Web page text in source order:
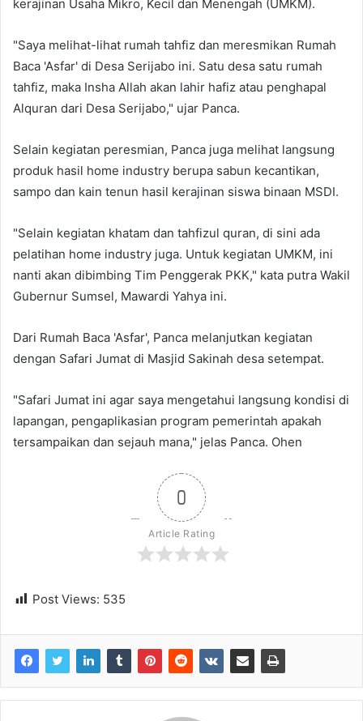
kerajinan Usaha Mikro, Kecil dan Menengah (UMKM).
"Saya melihat-lihat rumah tahfiz dan meresmikan Rumah
Baca 'Asfar' di Desa Serijabo ini. Satu desa satu rumah
tahfiz, maka Insha Allah akan lahir hafiz atau penghapal
Alquran dari Desa Serijabo," ujar Panca.
Selain kegiatan peresmian, Panca juga melihat langsung
produk hasil home industry berupa sabun kecantikan,
sampo dan kain tenun hasil kerajinan siswa binaan MSDI.
"Selain kegiatan khatam dan tahfizul quran, di sini ada
pelatihan home industry juga. Untuk kegiatan UMKM, ini
nanti akan dibimbing Tim Penggerak PKK," kata putra Wakil
Gubernur Sumsel, Mawardi Yahya ini.
Dari Rumah Baca 'Asfar', Panca melanjutkan kegiatan
dengan Safari Jumat di Masjid Sakinah desa setempat.
"Safari Jumat ini agar saya mengetahui langsung kondisi di
lapangan, pengaplikasian program pemerintah apakah
tersampaikan dan sejauh mana," jelas Panca. Ohen
0
Article Rating
Post Views: 535